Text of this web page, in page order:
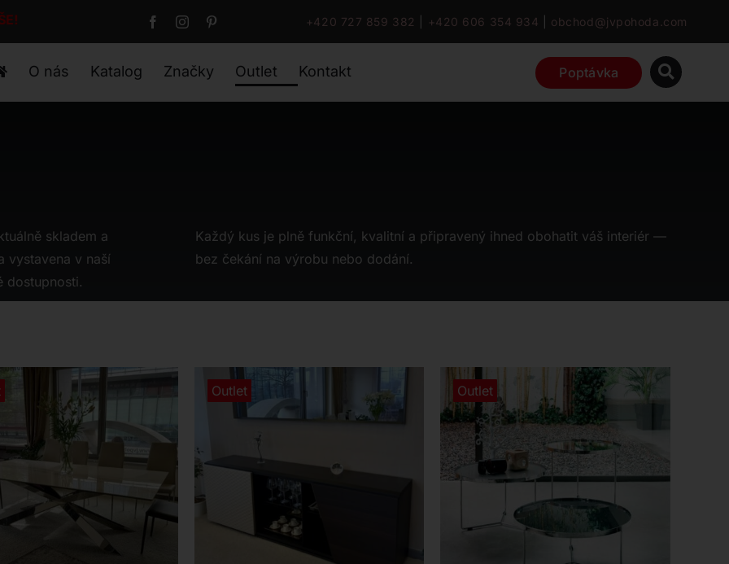
+420 727 859 382 +420 606 354 934 obchod@jvpohoda.com
O nás Katalog Značky Outlet Kontakt Poptávka
skladem a
vystavena v naší
dostupnosti.
Každý kus je plně funkční, kvalitní a připravený ihned obohatit váš interiér —
bez čekání na výrobu nebo dodání.
Outlet Outlet